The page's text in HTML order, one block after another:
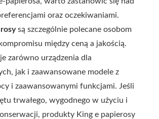
oraz oczekiwaniami.
są szczególnie polecane osobom
między ceną a jakością.
zarówno urządzenia dla
jak i zaawansowane modele z
i zaawansowanymi funkcjami. Jeśli
trwałego, wygodnego w użyciu i
produkty King e papierosy